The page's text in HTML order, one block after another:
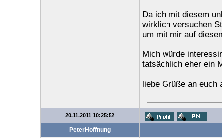
Da ich mit diesem
wirklich versuchen
um mit mir auf
Mich würde
tatsächlich eher ein
liebe Grüße an euch
20.11.2011 10:25:52
PeterHoffnung